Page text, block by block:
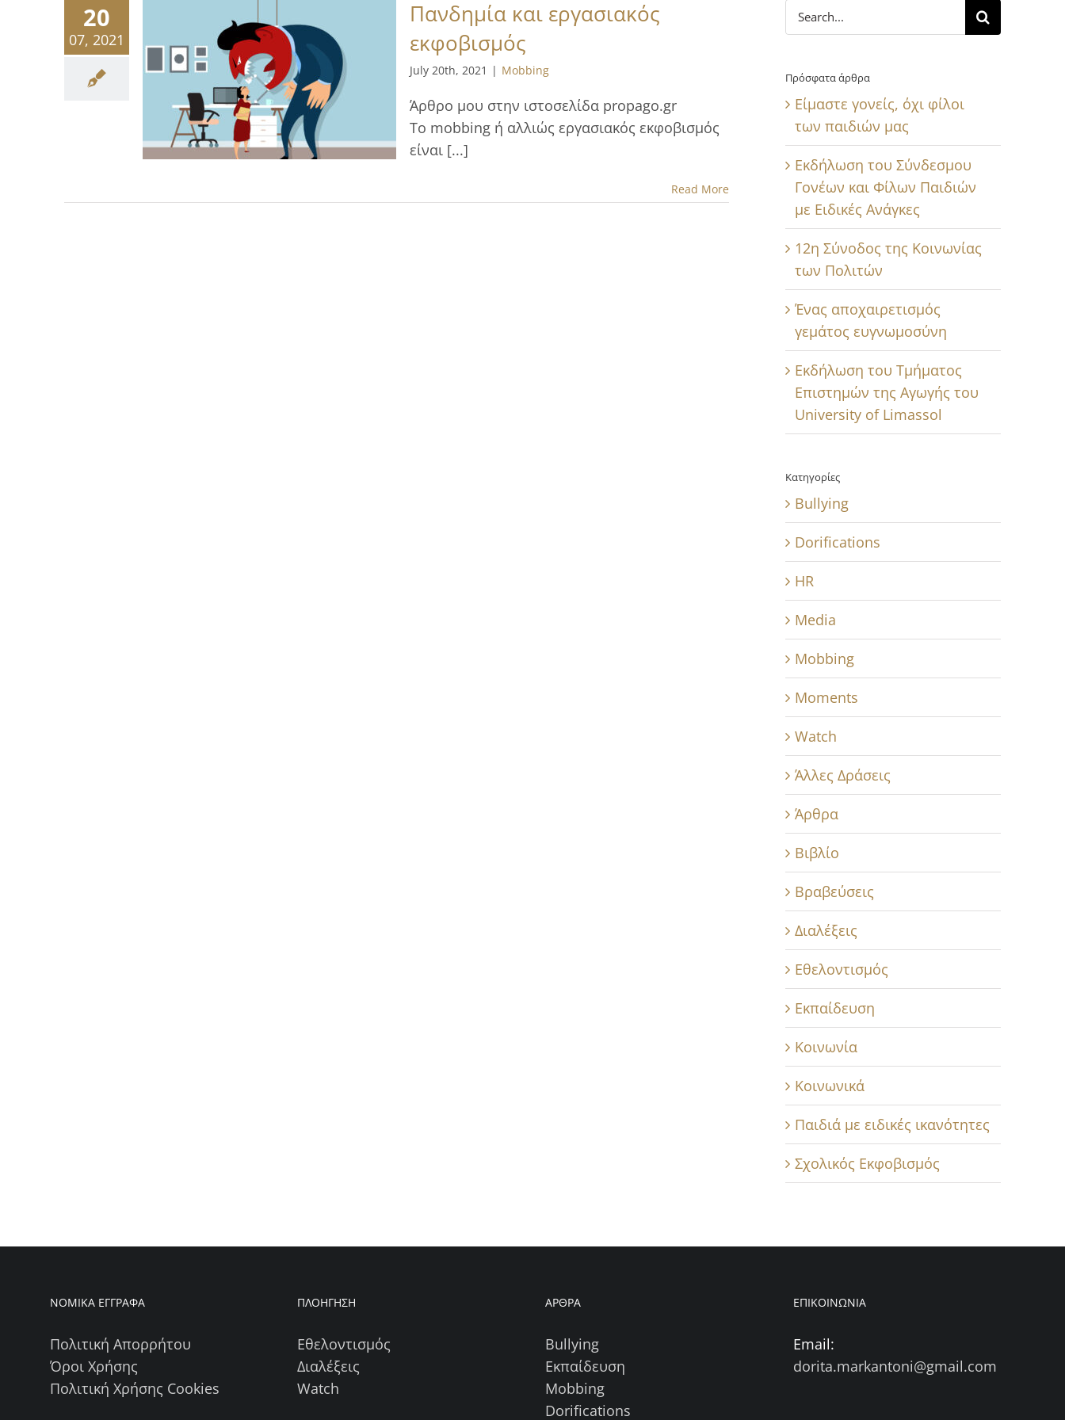
20
07, 2021
Πανδημία και εργασιακός
εκφοβισμός
July 20th, 2021 | Mobbing
Άρθρο μου στην ιστοσελίδα propago.gr
To mobbing ή αλλιώς εργασιακός εκφοβισμός
είναι [...]
Read More
Search
for:
Πρόσφατα άρθρα
Είμαστε γονείς, όχι φίλοι
των παιδιών μας
Εκδήλωση του Σύνδεσμου
Γονέων και Φίλων Παιδιών
με Ειδικές Ανάγκες
12η Σύνοδος της Κοινωνίας
των Πολιτών
Ένας αποχαιρετισμός
γεμάτος ευγνωμοσύνη
Εκδήλωση του Τμήματος
Επιστημών της Αγωγής του
University of Limassol
Κατηγορίες
Bullying
Dorifications
HR
Media
Mobbing
Moments
Watch
Άλλες Δράσεις
Άρθρα
Βιβλίο
Βραβεύσεις
Διαλέξεις
Εθελοντισμός
Εκπαίδευση
Κοινωνία
Κοινωνικά
Παιδιά με ειδικές ικανότητες
Σχολικός Εκφοβισμός
ΝΟΜΙΚΑ ΕΓΓΡΑΦΑ
Πολιτική Απορρήτου
Όροι Χρήσης
Πολιτική Χρήσης Cookies
ΠΛΟΗΓΗΣΗ
Εθελοντισμός
Διαλέξεις
Watch
ΑΡΘΡΑ
Bullying
Εκπαίδευση
Mobbing
Dorifications
ΕΠΙΚΟΙΝΩΝΙΑ
Email:
dorita.markantoni@gmail.com